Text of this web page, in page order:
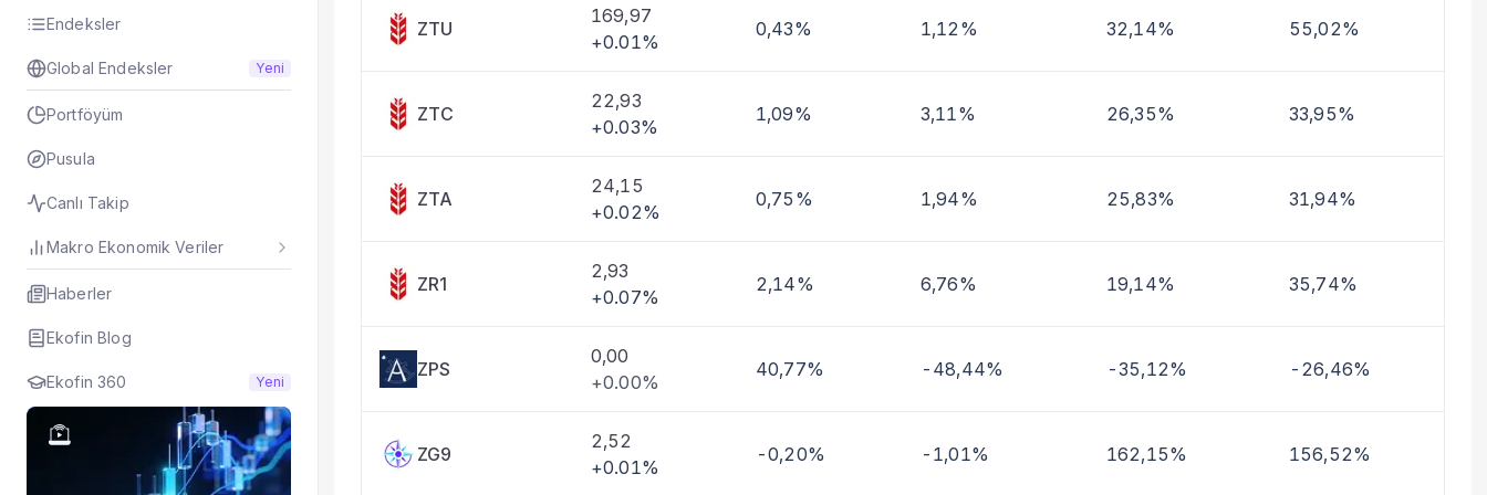
Endeksler
Global Endeksler Yeni
Portföyüm
Pusula
Canlı Takip
Makro Ekonomik Veriler
Haberler
Ekofin Blog
Ekofin 360 Yeni
Taşınan Fonlar
Fiyat Endeks Değişimi
ZTU
169,97
+0.01%
0,43% 1,12% 32,14% 55,02%
ZTC
22,93
+0.03%
1,09% 3,11% 26,35% 33,95%
ZTA
24,15
+0.02%
0,75% 1,94% 25,83% 31,94%
ZR1
2,93
+0.07%
2,14% 6,76% 19,14% 35,74%
ZPS
0,00
+0.00%
40,77% -48,44% -35,12% -26,46%
ZG9
2,52
+0.01%
-0,20% -1,01% 162,15% 156,52%